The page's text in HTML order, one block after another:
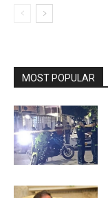
MOST POPULAR